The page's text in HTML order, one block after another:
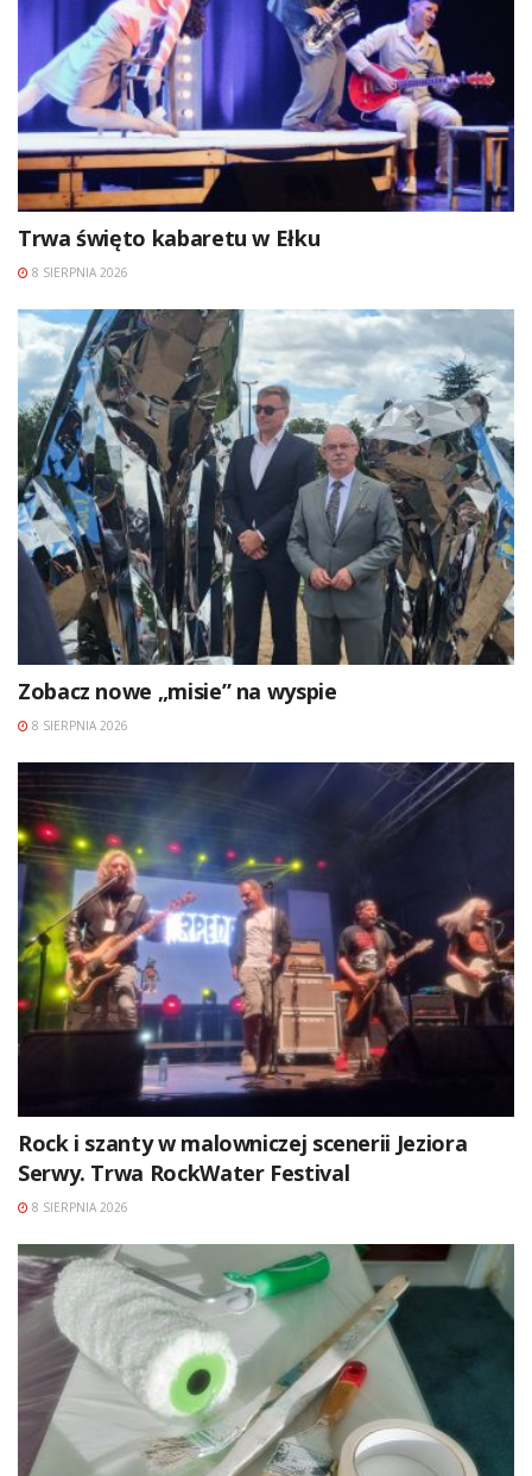
Trwa święto kabaretu w Ełku
8 SIERPNIA 2026
Zobacz nowe „misie” na wyspie
8 SIERPNIA 2026
Rock i szanty w malowniczej scenerii Jeziora
Serwy. Trwa RockWater Festival
8 SIERPNIA 2026